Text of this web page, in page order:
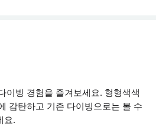
이빙 경험을 즐겨보세요. 형형색색
감탄하고 기존 다이빙으로는 볼 수
요.